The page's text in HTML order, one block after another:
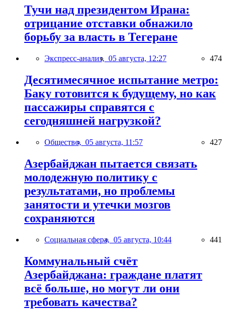
Тучи над президентом Ирана:
отрицание отставки обнажило
борьбу за власть в Тегеране
Экспресс-анализ, 05 августа, 12:27 474
Десятимесячное испытание метро:
Баку готовится к будущему, но как
пассажиры справятся с
сегодняшней нагрузкой?
Общество, 05 августа, 11:57 427
Азербайджан пытается связать
молодежную политику с
результатами, но проблемы
занятости и утечки мозгов
сохраняются
Социальная сфера, 05 августа, 10:44 441
Коммунальный счёт
Азербайджана: граждане платят
всё больше, но могут ли они
требовать качества?